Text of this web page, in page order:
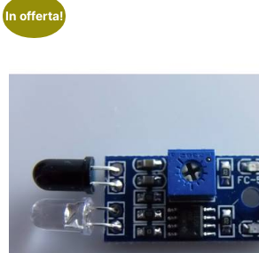
In offerta!